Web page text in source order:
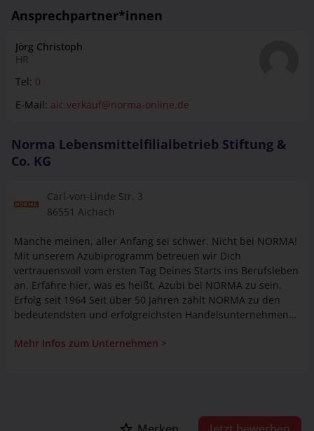
eingelagert werden. Damit nichts im Nirvana verschwinden
kann, wird jede Ware und deren Platz elektronisch erfasst.
Du holst die Ware aus dem Regal, stellst die Lieferung
zusammen und schickst diese auf die Reise. In Deiner
abwechslungsreichen und vielseitigen Ausbildungszeit
und Praxis. Dazu gehören neben der Warenannahme und
Ansprechpartner*innen
Jörg Christoph
HR
Tel: 0
E-Mail: aic.verkauf@norma-online.de
Norma Lebensmittelfilialbetrieb Stiftung &
Co. KG
Carl-von-Linde Str. 3
86551 Aichach
Manche meinen, aller Anfang sei schwer. Nicht bei NORMA!
Mit unserem Azubiprogramm betreuen wir Dich
vertrauensvoll vom ersten Tag Deines Starts ins Berufsleben
an. Erfahre hier, was es heißt, Azubi bei NORMA zu sein.
Erfolg seit 1964 Seit über 50 Jahren zählt NORMA zu den
bedeutendsten und erfolgreichsten Handelsunternehmen
täglichen Bedarfs und Nonfood-Artikel in hervorragender
bist Du! Denn jedes Jahr bieten wir 400 jungen Menschen
Mehr Infos zum Unternehmen >